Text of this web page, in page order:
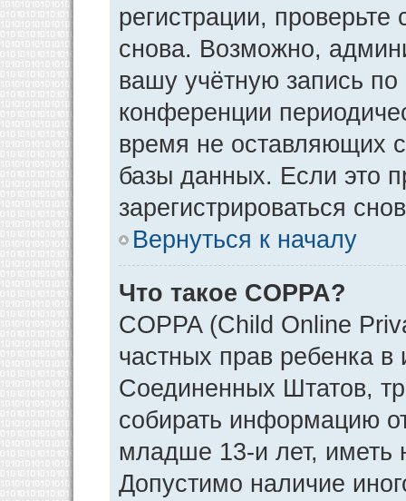
регистрации,
снова. Возможно,
вашу учётную запись
конференции
время не оставляющих
базы данных. Если это
зарегистрироваться
Вернуться к началу
Что такое COPPA?
COPPA (Child Online
частных прав ребенка в
Соединенных Штатов,
собирать информацию
младше 13-и лет, иметь
Допустимо наличие